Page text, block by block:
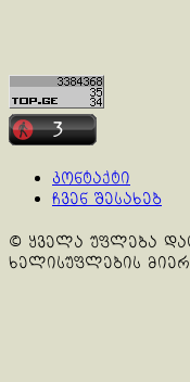
კონტაქტი
ჩვენ შესახებ
© ყველა უფლება
ხელისუფლების მიერ